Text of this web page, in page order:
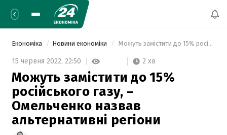
Економіка Новини економіки Можуть замістити до 15% російського газу, – Омельченко назвав альтернативні регіони
15 червня 2022, 22:50 2 хв
Можуть замістити до 15%
російського газу, –
Омельченко назвав
альтернативні регіони